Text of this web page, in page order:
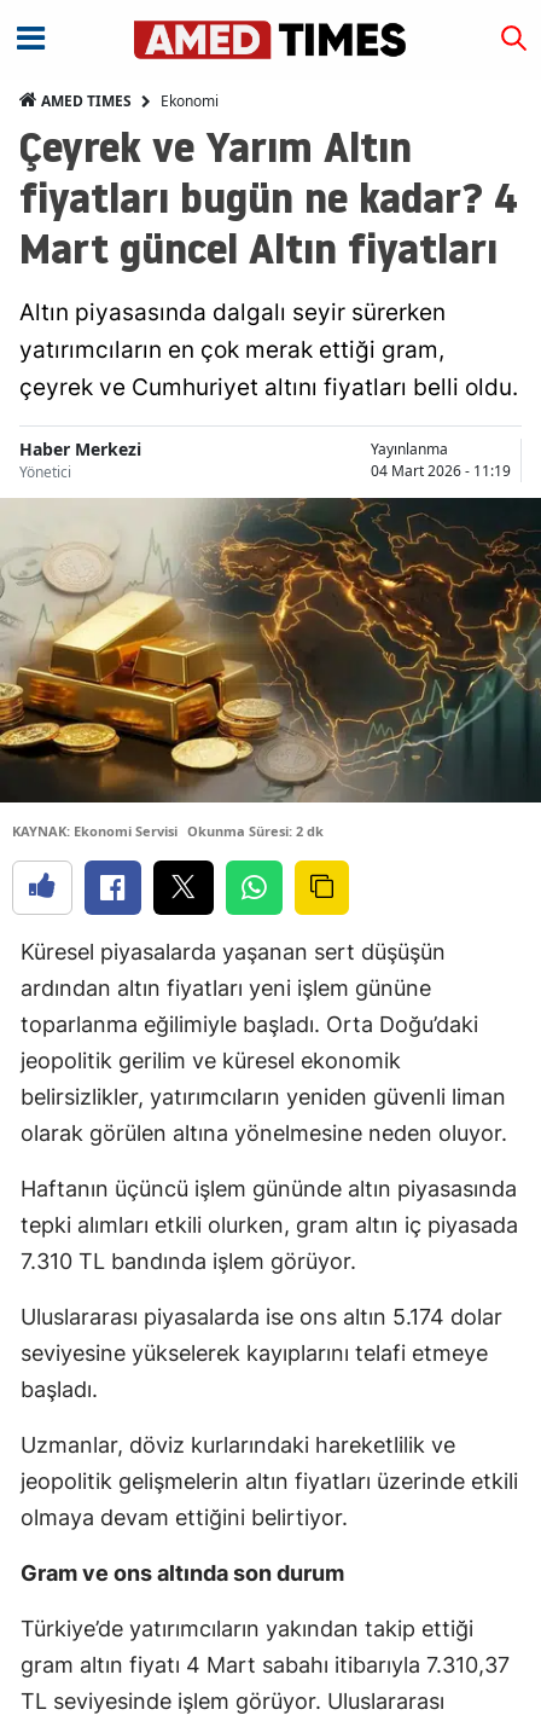
AMED TIMES Ekonomi
Çeyrek ve Yarım Altın
fiyatları bugün ne kadar? 4
Mart güncel Altın fiyatları
Altın piyasasında dalgalı seyir sürerken
yatırımcıların en çok merak ettiği gram,
çeyrek ve Cumhuriyet altını fiyatları belli oldu.
Haber Merkezi
Yönetici
Yayınlanma
04 Mart 2026 - 11:19
KAYNAK: Ekonomi Servisi Okunma Süresi: 2 dk
Küresel piyasalarda yaşanan sert düşüşün
ardından altın fiyatları yeni işlem gününe
toparlanma eğilimiyle başladı. Orta Doğu’daki
jeopolitik gerilim ve küresel ekonomik
belirsizlikler, yatırımcıların yeniden güvenli liman
olarak görülen altına yönelmesine neden oluyor.
Haftanın üçüncü işlem gününde altın piyasasında
tepki alımları etkili olurken, gram altın iç piyasada
7.310 TL bandında işlem görüyor.
Uluslararası piyasalarda ise ons altın 5.174 dolar
seviyesine yükselerek kayıplarını telafi etmeye
başladı.
Uzmanlar, döviz kurlarındaki hareketlilik ve
jeopolitik gelişmelerin altın fiyatları üzerinde etkili
olmaya devam ettiğini belirtiyor.
Gram ve ons altında son durum
Türkiye’de yatırımcıların yakından takip ettiği
gram altın fiyatı 4 Mart sabahı itibarıyla 7.310,37
TL seviyesinde işlem görüyor. Uluslararası